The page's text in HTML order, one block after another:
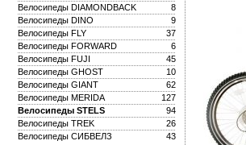
8
Велосипеды DIAMONDBACK
9
Велосипеды DINO
37
Велосипеды FLY
6
Велосипеды FORWARD
45
Велосипеды FUJI
10
Велосипеды GHOST
62
Велосипеды GIANT
127
Велосипеды MERIDA
94
Велосипеды STELS
26
Велосипеды TREK
43
Велосипеды СИБВЕЛЗ